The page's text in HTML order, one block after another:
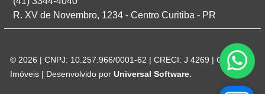
R. XV de Novembro, 1234 - Centro Curitiba - PR
© 2026 | CNPJ: 10.257.966/0001-62 | CRECI: J 4269 | Corteze
Imóveis | Desenvolvido porUniversal Software.